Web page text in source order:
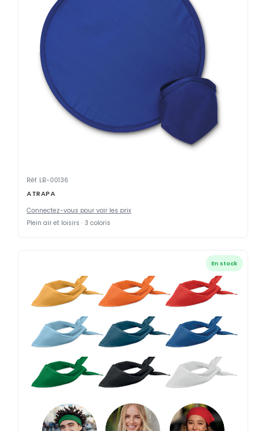
Réf. LB-00136
ATRAPA
Connectez-vous pour voir les prix
Plein air et loisirs · 3 coloris
En stock